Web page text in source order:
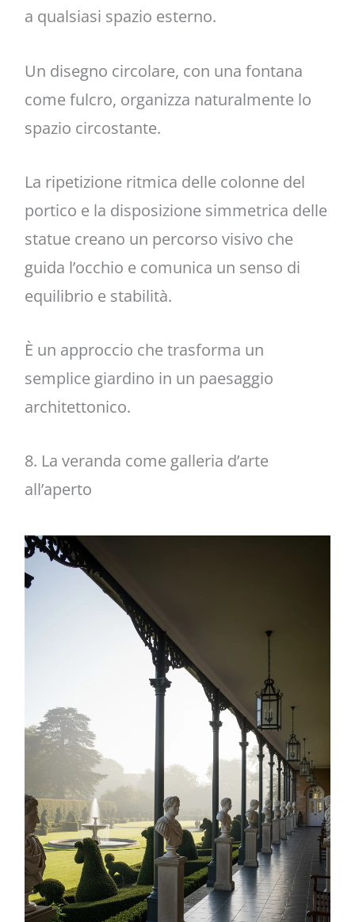
a qualsiasi spazio esterno.
Un disegno circolare, con una fontana
come fulcro, organizza naturalmente lo
spazio circostante.
La ripetizione ritmica delle colonne del
portico e la disposizione simmetrica delle
statue creano un percorso visivo che
guida l’occhio e comunica un senso di
equilibrio e stabilità.
È un approccio che trasforma un
semplice giardino in un paesaggio
architettonico.
8. La veranda come galleria d’arte
all’aperto